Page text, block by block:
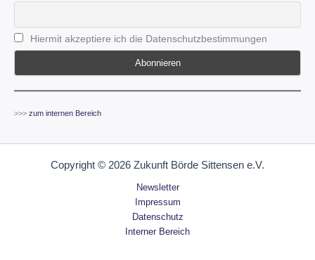
Hiermit akzeptiere ich die Datenschutzbestimmungen
>>> zum internen Bereich
Copyright © 2026 Zukunft Börde Sittensen e.V.
Newsletter
Impressum
Datenschutz
Interner Bereich